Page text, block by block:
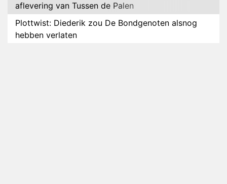
aflevering van Tussen de Palen
Plottwist: Diederik zou De Bondgenoten alsnog
hebben verlaten